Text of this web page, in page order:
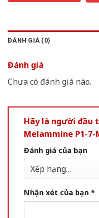
ĐÁNH GIÁ (0)
Đánh giá
Chưa có đánh giá nào.
Hãy là người đầu
Melammine P1-7-
Đánh giá của bạn
Nhận xét của bạn *